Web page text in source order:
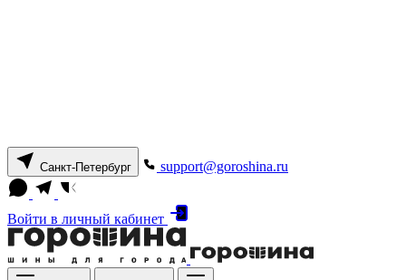
Санкт-Петербург support@goroshina.ru
Войти в личный кабинет